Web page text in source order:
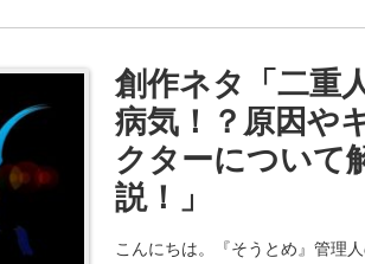
創作ネタ「二重
病気！？原因や
クターについて
説！」
こんにちは。『そうとめ』管理